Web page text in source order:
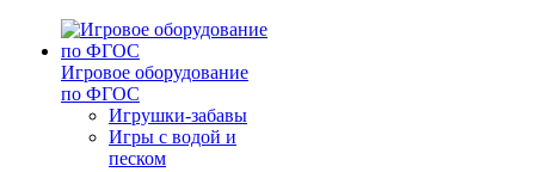
Игровое оборудование
по ФГОС
Игрушки-забавы
Игры с водой и
песком